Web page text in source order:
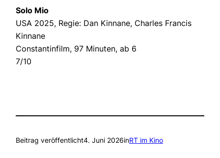
Solo Mio
USA 2025, Regie: Dan Kinnane, Charles Francis
Kinnane
Constantinfilm, 97 Minuten, ab 6
7/10
Beitrag veröffentlicht4. Juni 2026inRT im Kino